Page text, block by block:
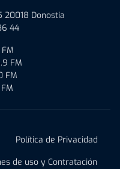
20018 Donostia
44
FM
FM
FM
Política de Privacidad
de uso y Contratación